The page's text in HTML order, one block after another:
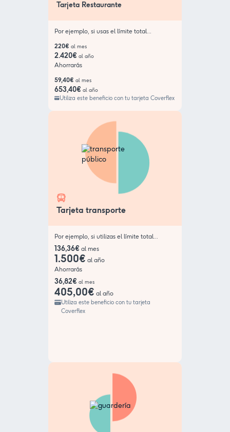
Tarjeta Restaurante
Por ejemplo, si usas el límite total...
220€ al mes
2.420€ al año
Ahorrarás
59,40€ al mes
653,40€ al año
Utiliza este beneficio con tu tarjeta Coverflex
Tarjeta transporte
Por ejemplo, si utilizas el límite total...
136,36€ al mes
1.500€ al año
Ahorrarás
36,82€ al mes
405,00€ al año
Utiliza este beneficio con tu tarjeta
Coverflex